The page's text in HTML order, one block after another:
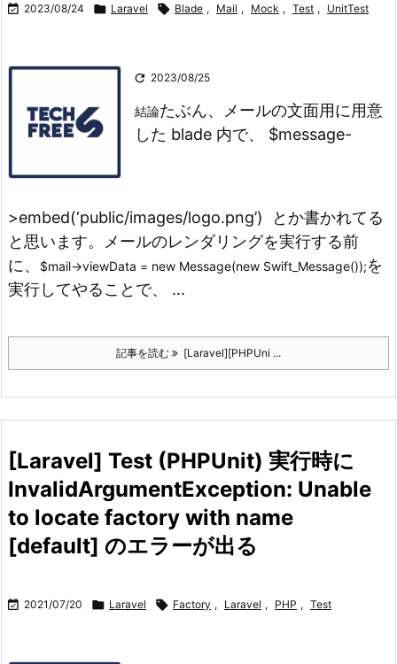
 2023/08/24  Laravel  Blade , Mail , Mock , Test , UnitTest
 2023/08/25
結論たぶん、メールの文面用に用意
した blade 内で、 $message-
>embed(‘public/images/logo.png’) とか書かれてる
と思います。
メールのレンダリングを実行する前
に、
$mail->viewData = new Message(new Swift_Message());を
実行してやることで、 ...
記事を読む [Laravel][PHPUni ...
[Laravel] Test (PHPUnit) 実行時に
InvalidArgumentException: Unable
to locate factory with name
[default] のエラーが出る
 2021/07/20  Laravel  Factory , Laravel , PHP , Test